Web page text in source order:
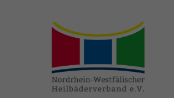
heilbaeder.de